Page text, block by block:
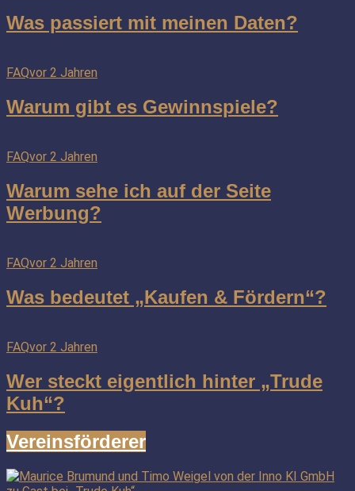
Was passiert mit meinen Daten?
FAQvor 2 Jahren
Warum gibt es Gewinnspiele?
FAQvor 2 Jahren
Warum sehe ich auf der Seite
Werbung?
FAQvor 2 Jahren
Was bedeutet „Kaufen & Fördern“?
FAQvor 2 Jahren
Wer steckt eigentlich hinter „Trude
Kuh“?
Vereinsförderer